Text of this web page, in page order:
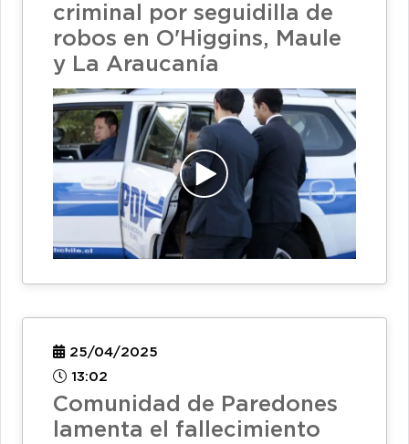
criminal por seguidilla de
robos en O'Higgins, Maule
y La Araucanía
25/04/2025
13:02
Comunidad de Paredones
lamenta el fallecimiento